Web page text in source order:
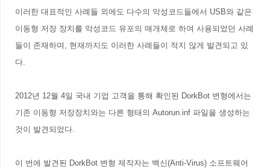
이러한 대표적인 사례들 외에도 다수의 악성코드들에서 USB와 같은
이동형 저장 장치를 악성코드 유포의 매개체로 하여 사용되었던 사례
들이 존재하며, 현재까지도 이러한 사례들이 적지 않게 발견되고 있
다.
2012년 12월 4일 국내 기업 고객을 통해 확인된 DorkBot 변형에서는
기존 이동형 저장장치와는 다른 형태의 Autorun.inf 파일을 생성하는
것이 발견되었다.
이 번에 발견된 DorkBot 변형 제작자는 백신(Anti-Virus) 소프트웨어